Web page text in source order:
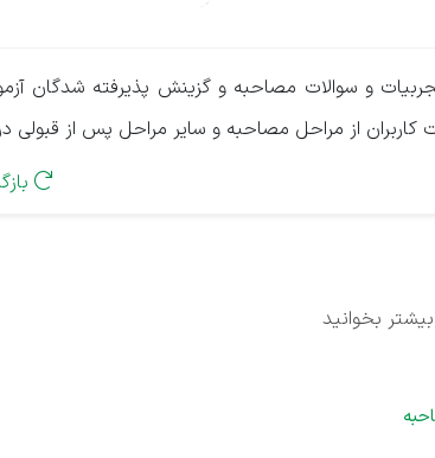
و سوالات مصاحبه و گزینش پذیرفته شدگان
کاربران از مراحل مصاحبه و سایر مراحل پس از

بخوانید